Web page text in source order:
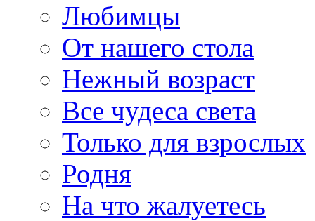
Любимцы
От нашего стола
Нежный возраст
Все чудеса света
Только для взрослых
Родня
На что жалуетесь